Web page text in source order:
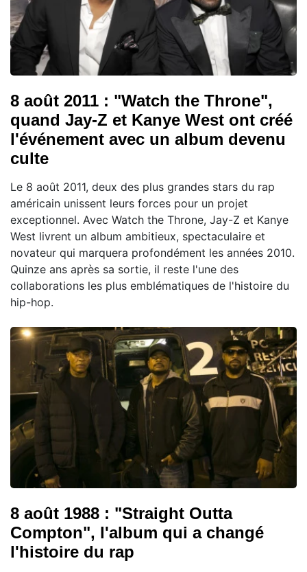
8 août 2011 : "Watch the Throne",
quand Jay-Z et Kanye West ont créé
l'événement avec un album devenu
culte
Le 8 août 2011, deux des plus grandes stars du rap
américain unissent leurs forces pour un projet
exceptionnel. Avec Watch the Throne, Jay-Z et Kanye
West livrent un album ambitieux, spectaculaire et
novateur qui marquera profondément les années 2010.
Quinze ans après sa sortie, il reste l'une des
collaborations les plus emblématiques de l'histoire du
hip-hop.
8 août 1988 : "Straight Outta
Compton", l'album qui a changé
l'histoire du rap